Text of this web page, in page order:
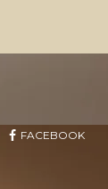
FACEBOOK